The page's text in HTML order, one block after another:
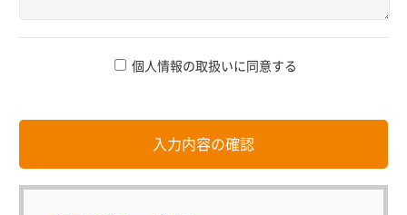
個人情報の取扱いに同意する